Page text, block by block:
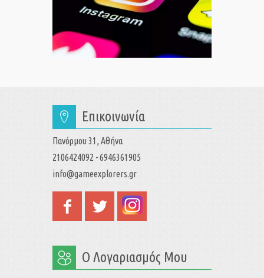
Επικοινωνία
Πανόρμου 31, Αθήνα
2106424092 - 6946361905
info@gameexplorers.gr
Ο Λογαριασμός Μου